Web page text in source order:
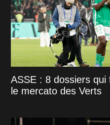
ASSE : 8 dossiers
le mercato des Verts